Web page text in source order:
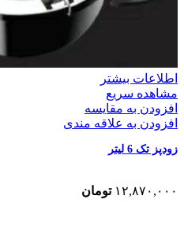
اطلاعات بیشتر
مشاهده سریع
افزودن به مقایسه
افزودن به علاقه مندی
زودپز تک 6 لیتر
۱۲,۸۷۰,۰۰۰ تومان